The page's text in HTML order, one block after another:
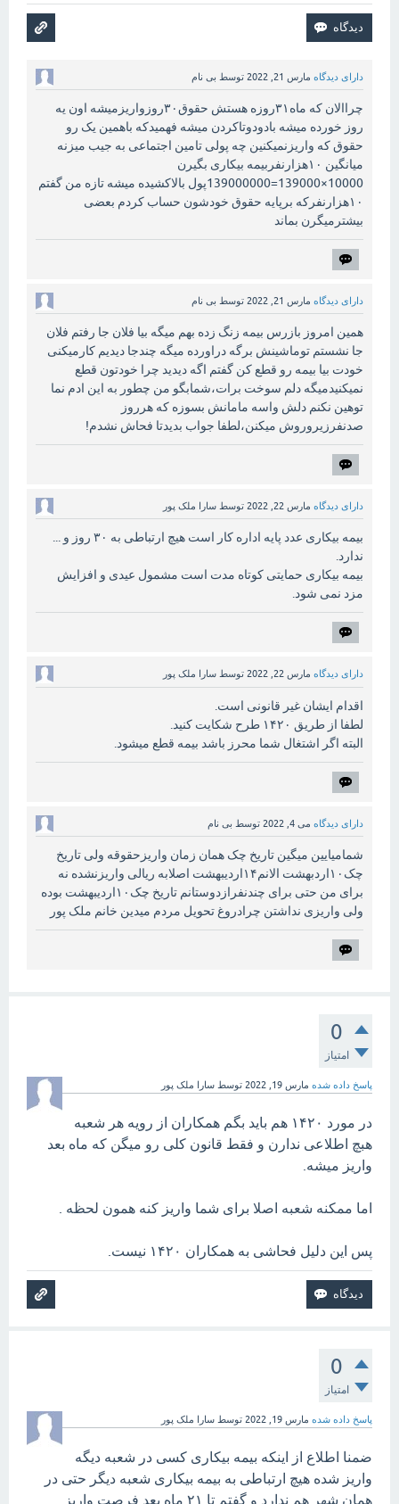
دارای دیدگاه مارس 21, 2022 توسط بی نام
چراالان که ماه۳۱روزه هستش حقوق۳۰روزواریزمیشه اون یه
روز خورده میشه بادودوتاکردن میشه فهمیدکه باهمین یک رو
حقوق که واریزنمیکنین چه پولی تامین اجتماعی به جیب میزنه
میانگین ۱۰هزارنفربیمه بیکاری بگیرن
10000×139000=139000000پول بالاکشیده میشه تازه من گفتم
۱۰هزارنفرکه برپایه حقوق خودشون حساب کردم بعضی
بیشترمیگرن بماند
دارای دیدگاه مارس 21, 2022 توسط بی نام
همین امروز بازرس بیمه زنگ زده بهم میگه بیا فلان جا رفتم فلان
جا نشستم توماشینش برگه دراورده میگه چندجا دیدیم کارمیکنی
خودت بیا بیمه رو قطع کن گفتم اگه دیدید چرا خودتون قطع
نمیکنیدمیگه دلم سوخت برات،شمابگو من چطور به این ادم نما
توهین نکنم دلش واسه مامانش بسوزه که هرروز
صدنفرزیروروش میکنن،لطفا جواب بدیدتا فحاش نشدم!
دارای دیدگاه مارس 22, 2022 توسط سارا ملک پور
بیمه بیکاری عدد پایه اداره کار است هیچ ارتباطی به ۳۰ روز و ...
ندارد.
بیمه بیکاری حمایتی کوتاه مدت است مشمول عیدی و افزایش
مزد نمی شود.
دارای دیدگاه مارس 22, 2022 توسط سارا ملک پور
اقدام ایشان غیر قانونی است.
لطفا از طریق ۱۴۲۰ طرح شکایت کنید.
البته اگر اشتغال شما محرز باشد بیمه قطع میشود.
دارای دیدگاه می 4, 2022 توسط بی نام
شمامیایین میگین تاریخ چک همان زمان واریزحقوقه ولی تاریخ
چک۱۰اردبهشت الانم۱۴اردیبهشت اصلابه ریالی واریزنشده نه
برای من حتی برای چندنفرازدوستانم تاریخ چک۱۰اردیبهشت بوده
ولی واریزی نداشتن چرادروغ تحویل مردم میدین خانم ملک پور
0
امتیاز
پاسخ داده شده مارس 19, 2022 توسط سارا ملک پور
در مورد ۱۴۲۰ هم باید بگم همکاران از رویه هر شعبه
هبچ اطلاعی ندارن و فقط قانون کلی رو میگن که ماه بعد
واریز میشه.
اما ممکنه شعبه اصلا برای شما واریز کنه همون لحظه .
پس این دلیل فحاشی به همکاران ۱۴۲۰ نیست.
0
امتیاز
پاسخ داده شده مارس 19, 2022 توسط سارا ملک پور
ضمنا اطلاع از اینکه بیمه بیکاری کسی در شعبه دیگه
واریز شده هیچ ارتباطی به بیمه بیکاری شعبه دیگر حتی در
همان شهر هم ندارد.و گفتم تا ۲۱ ماه بعد فرصت واریز